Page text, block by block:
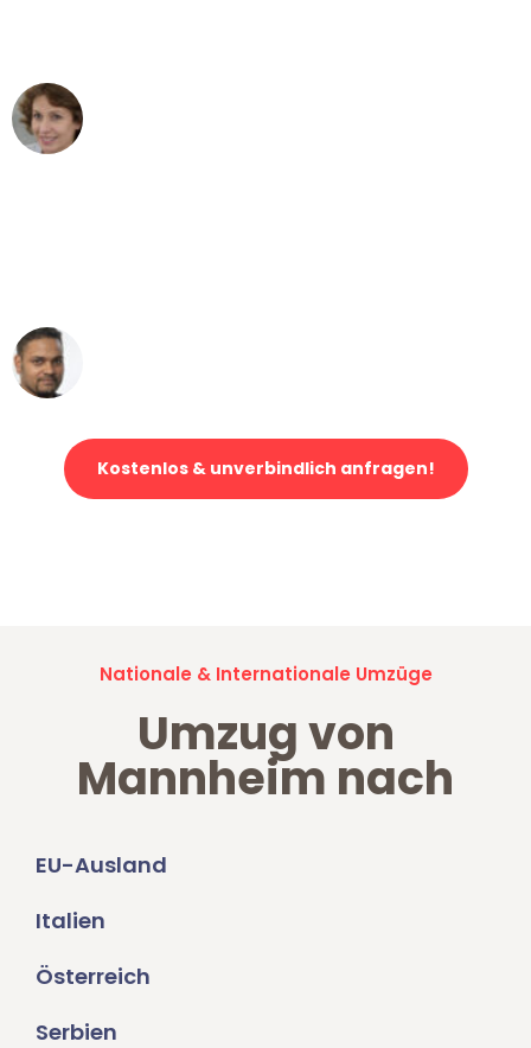
Kostenlos & unverbindlich anfragen!
Nationale & Internationale Umzüge
Umzug von
Mannheim nach
EU-Ausland
Italien
Österreich
Serbien